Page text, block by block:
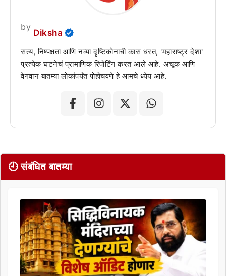
by
Diksha
सत्य, निष्पक्षता आणि नव्या दृष्टिकोनाची कास धरत, 'महाराष्ट्र देशा'
प्रत्येक घटनेचं प्रामाणिक रिपोर्टिंग करत आले आहे. अचूक आणि
वेगवान बातम्या लोकांपर्यंत पोहोचवणे हे आमचे ध्येय आहे.
🕘 संबंधित बातम्या